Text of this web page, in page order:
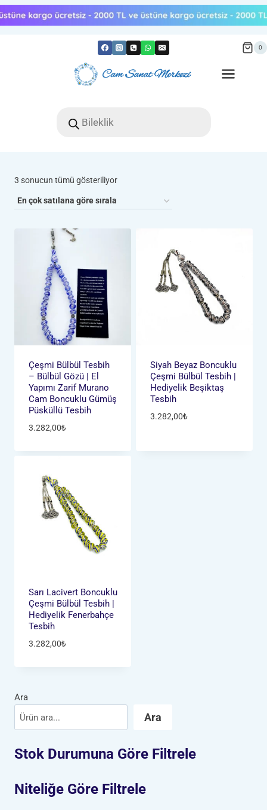
Skip
to
0
search
3 sonucun tümü gösteriliyorPopülerliğe
Çeşmi Bülbül Tesbih
– Bülbül Gözü | El
Yapımı Zarif Murano
Cam Boncuklu Gümüş
Püsküllü Tesbih
3.282,00₺
Siyah Beyaz Boncuklu
Çeşmi Bülbül Tesbih |
Hediyelik Beşiktaş
Tesbih
3.282,00₺
Sarı Lacivert Boncuklu
Çeşmi Bülbül Tesbih |
Hediyelik Fenerbahçe
Tesbih
3.282,00₺
Ara
Ara
Stok Durumuna Göre Filtrele
Niteliğe Göre Filtrele